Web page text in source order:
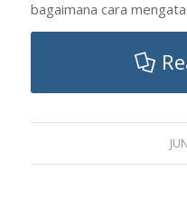
bagaimana cara